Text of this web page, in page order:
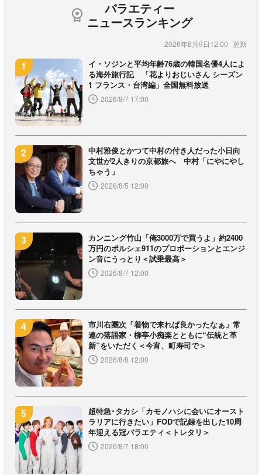
バラエティー
ニュースランキング
2026年8月9日12:00
イ・ソジンと平均年齢76歳の韓国名優4人によ
る海外旅行記 「花よりおじいさん シーズン
1 フランス・台湾編」全国無料放送
2026/8/7 17:00
中村雅俊とかつて中村の付き人だった小日向
文世が2人きりの京都旅へ 中村「にやにやし
ちゃう」
2026/8/5 12:00
カンニング竹山「俺3000万で買うよ」約2400
万円のポルシェ911のプロポーションとエンジ
ン音にうっとり＜試乗最高＞
2026/8/7 12:00
市川右團次「着物で来れば良かったなぁ」常
連の落語家・柳亭小痴楽とともに“伝統と革
新”をいただく＜今宵、町寿司で＞
2026/8/8 12:00
超特急･タカシ「カモノハシに会いにオースト
ラリアに行きたい」FODで記録を出した10周
年迎える冠バラエティ＜トレタリ＞
2026/8/7 18:00